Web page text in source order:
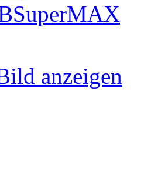
SuperMAX
anzeigen